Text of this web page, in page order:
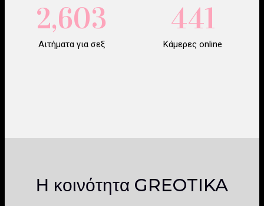
Αιτήματα για σεξ
2,603
Κάμερες online
441
Η κοινότητα GREOTIKA